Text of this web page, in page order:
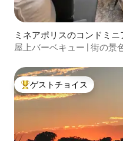
ミネアポリスのコンドミニ
屋上バーベキュー | 街の景
大好評のゲストチョイスで
ゲストチョイス